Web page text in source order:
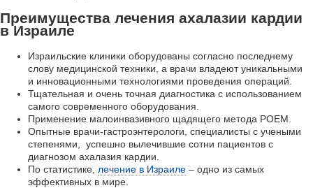
Преимущества лечения ахалазии кардии
в Израиле
Израильские клиники оборудованы согласно последнему
слову медицинской техники, а врачи владеют уникальными
и инновационными технологиями проведения операций.
Тщательная и очень точная диагностика с использованием
самого современного оборудования.
Применение малоинвазивного щадящего метода POEM.
Опытные врачи-гастроэнтерологи, специалисты с учеными
степенями, успешно вылечившие сотни пациентов с
диагнозом ахалазия кардии.
По статистике, лечение в Израиле – одно из самых
эффективных в мире.